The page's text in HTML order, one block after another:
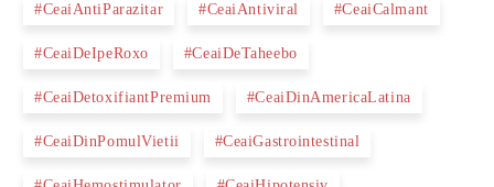
#CeaiAntiParazitar #CeaiAntiviral #CeaiCalmant
#CeaiDeIpeRoxo #CeaiDeTaheebo
#CeaiDetoxifiantPremium #CeaiDinAmericaLatina
#CeaiDinPomulVietii #CeaiGastrointestinal